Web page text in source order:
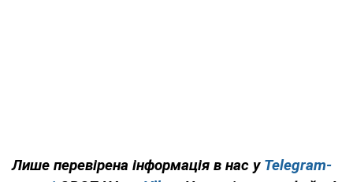
Лише перевірена інформація в нас у Telegram-